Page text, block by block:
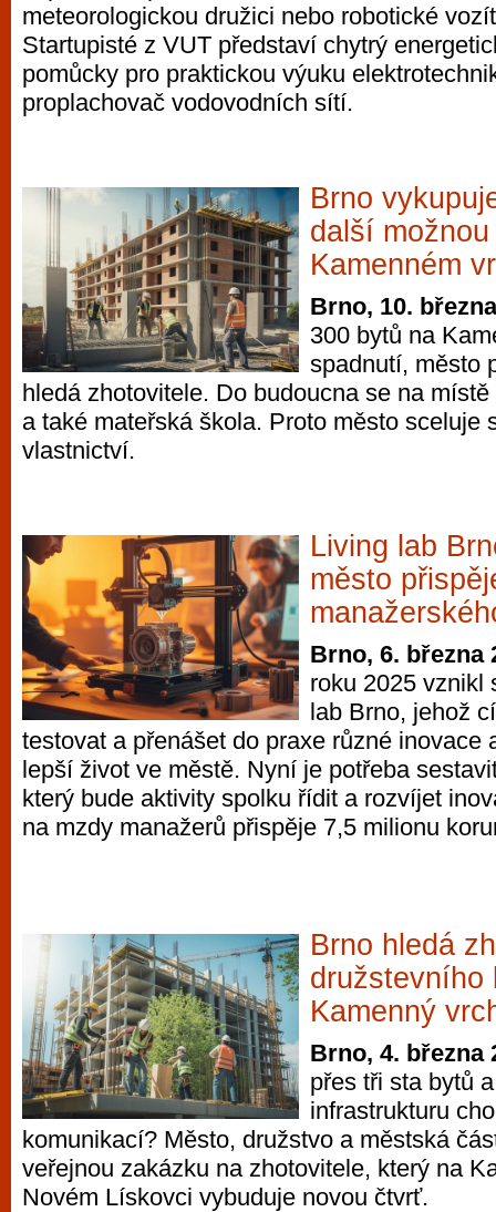
meteorologickou družici nebo robotické
Startupisté z VUT představí chytrý
pomůcky pro praktickou výuku
proplachovač vodovodních sítí.
Brno
další
Kamenném
Brno, 10.
300 bytů na
spadnutí, město
hledá zhotovitele. Do budoucna se na
a také mateřská škola. Proto město sceluje
vlastnictví.
Living lab
město
Brno, 6. března
roku 2025 vznikl
lab Brno, jehož
testovat a přenášet do praxe různé inovace
lepší život ve městě. Nyní je potřeba
který bude aktivity spolku řídit a rozvíjet
na mzdy manažerů přispěje 7,5 milionu
Brno hledá
družstevního
Kamenný
Brno, 4. března
přes tři sta bytů
infrastrukturu
komunikací? Město, družstvo a městská
veřejnou zakázku na zhotovitele, který na
Novém Lískovci vybuduje novou čtvrť.
vyzkoušet různé kasinové hry. V
metropoli naleznete širokou nabídku her
po moderní automaty jak pro pravidelné
příležitostné hráče. V...